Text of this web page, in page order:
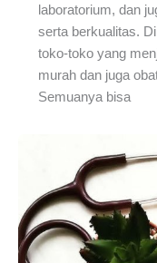
laboratorium, dan
serta berkualitas.
toko-toko yang
murah dan juga
Semuanya bisa